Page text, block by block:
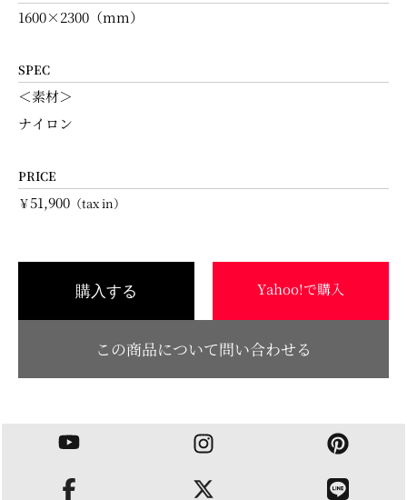
1600×2300（mm）
SPEC
＜素材＞
ナイロン
PRICE
￥51,900 （tax in）
購入する Yahoo!で購入
この商品について問い合わせる